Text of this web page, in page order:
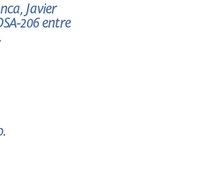
Javier
206 entre